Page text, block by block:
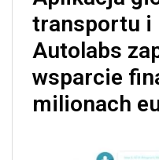
transportu i
Autolabs
wsparcie
milionach